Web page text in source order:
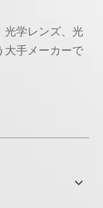
光学レンズ、光
大手メーカーで